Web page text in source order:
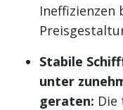
Ineffizienzen
Stabile
unter
geraten: Die